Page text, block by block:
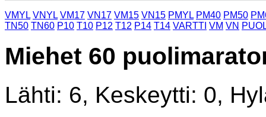
VMYL VNYL VM17 VN17 VM15 VN15 PMYL PM40 PM50
TN50 TN60 P10 T10 P12 T12 P14 T14 VARTTI VM VN
Miehet 60
Lähti: 6, Keskeytti: 0,